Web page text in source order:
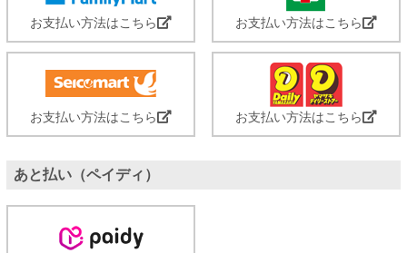
お支払い方法はこちら お支払い方法はこちら
お支払い方法はこちら お支払い方法はこちら
あと払い（ペイディ）